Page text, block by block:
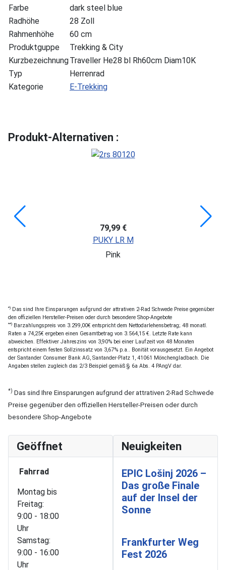
Farbe
dark steel blue
Radhöhe
28 Zoll
Rahmenhöhe
60 cm
Produktguppe
Trekking & City
KurzbezeichnungTraveller He28 bl Rh60cm Diam10K
Typ
Herrenrad
Kategorie
E-Trekking
Produkt-Alternativen :
79,99 €
PUKY LR M
Pink
*) Das sind Ihre Einsparungen aufgrund der attrativen 2-Rad Schwede Preise gegenüber
den offiziellen Hersteller-Preisen oder durch besondere Shop-Angebote
**) Barzahlungspreis von 3.299,00€ entspricht dem Nettodarlehensbetrag; 48 monatl.
Raten a 74,25€ ergeben einen Gesamtbetrag von 3.564,15 €. Letzte Rate kann
abweichen. Effektiver Jahreszins von 3,90% bei einer Laufzeit von 48 Monaten
entspricht einem festen Sollzinssatz von 3,67% p.a.. Bonität vorausgesetzt. Ein Angebot
der Santander Consumer Bank AG, Santander-Platz 1, 41061 Mönchengladbach. Die
Angaben stellen zugleich das 2/3 Beispiel gemäß § 6a Abs. 4 PAngV dar.
*) Das sind Ihre Einsparungen aufgrund der attrativen 2-Rad Schwede
Preise gegenüber den offiziellen Hersteller-Preisen oder durch
besondere Shop-Angebote
Geöffnet
Fahrrad
Montag bis
Freitag:
9:00 - 18:00
Uhr
Samstag:
9:00 - 16:00
Uhr
Neuigkeiten
EPIC Lošinj 2026 –
Das große Finale
auf der Insel der
Sonne
Frankfurter Weg
Fest 2026